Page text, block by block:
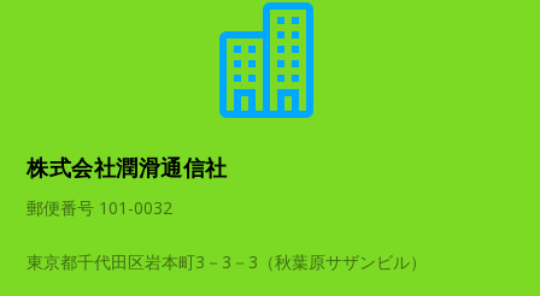

株式会社潤滑通信社
郵便番号 101-0032
東京都千代田区岩本町3－3－3（秋葉原サザンビル）